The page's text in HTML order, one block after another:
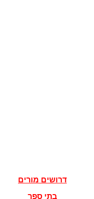
דרושים מורים
בתי ספר